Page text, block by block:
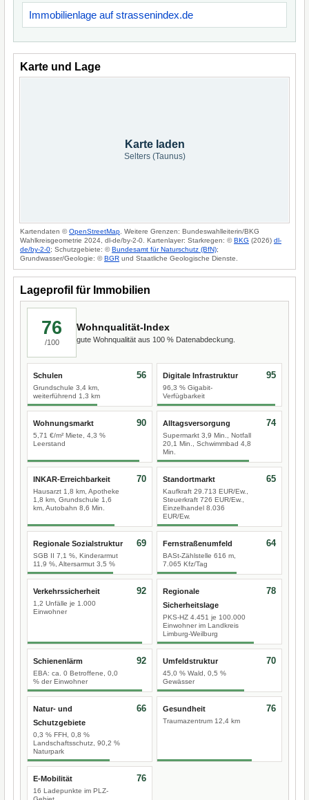
Immobilienlage auf strassenindex.de
Karte und Lage
Karte laden
Selters (Taunus)
Kartendaten ©OpenStreetMap . Weitere Grenzen: Bundeswahlleiterin/BKG
Wahlkreisgeometrie 2024, dl-de/by-2-0. Kartenlayer: Starkregen: ©BKG (2026) dl-
de/by-2-0; Schutzgebiete: ©Bundesamt für Naturschutz (BfN);
Grundwasser/Geologie: ©BGR und Staatliche Geologische Dienste.
Lageprofil für Immobilien
76
/100
Wohnqualität-Index
gute Wohnqualität aus 100 % Datenabdeckung.
Schulen
Grundschule 3,4 km,
weiterführend 1,3 km
56 Digitale Infrastruktur
96,3 % Gigabit-
Verfügbarkeit
95
Wohnungsmarkt
5,71 €/m² Miete, 4,3 %
Leerstand
90 Alltagsversorgung
Supermarkt 3,9 Min., Notfall
20,1 Min., Schwimmbad 4,8
Min.
74
INKAR-Erreichbarkeit
Hausarzt 1,8 km, Apotheke
1,8 km, Grundschule 1,6
km, Autobahn 8,6 Min.
70 Standortmarkt
Kaufkraft 29.713 EUR/Ew.,
Steuerkraft 726 EUR/Ew.,
Einzelhandel 8.036
EUR/Ew.
65
Regionale Sozialstruktur
SGB II 7,1 %, Kinderarmut
11,9 %, Altersarmut 3,5 %
69 Fernstraßenumfeld
BASt-Zählstelle 616 m,
7.065 Kfz/Tag
64
Verkehrssicherheit
1,2 Unfälle je 1.000
Einwohner
92
Regionale
Sicherheitslage
PKS-HZ 4.451 je 100.000
Einwohner im Landkreis
Limburg-Weilburg
78
Schienenlärm
EBA: ca. 0 Betroffene, 0,0
% der Einwohner
92 Umfeldstruktur
45,0 % Wald, 0,5 %
Gewässer
70
Natur- und
Schutzgebiete
0,3 % FFH, 0,8 %
Landschaftsschutz, 90,2 %
Naturpark
66 Gesundheit
Traumazentrum 12,4 km
76
E-Mobilität
16 Ladepunkte im PLZ-
76